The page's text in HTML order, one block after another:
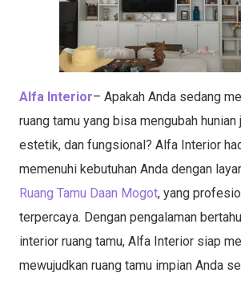
Alfa Interior– Apakah Anda sedang
ruang tamu yang bisa mengubah hunian
estetik, dan fungsional? Alfa Interior
memenuhi kebutuhan Anda dengan
Ruang Tamu Daan Mogot, yang
terpercaya. Dengan pengalaman
interior ruang tamu, Alfa Interior siap
mewujudkan ruang tamu impian Anda